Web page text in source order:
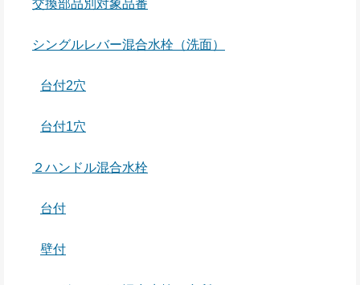
交換部品別対象品番
シングルレバー混合水栓（洗面）
台付2穴
台付1穴
２ハンドル混合水栓
台付
壁付